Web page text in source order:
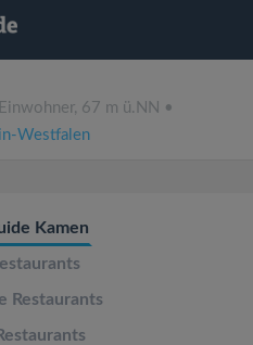
67 m ü.NN •
Westfalen
Kamen
Restaurants